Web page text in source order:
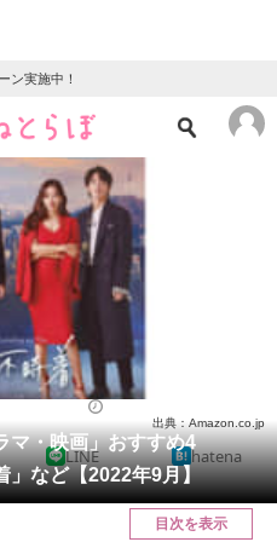
ン実施中！
ニュース
クイズ
地域
教育・育児
リサーチ
マ・映画」おすすめ4
など【2022年9月】
出典：Amazon.co.jp
LINE hatena
目次を表示